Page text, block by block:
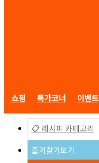
쇼핑 특가코너 이벤트
📋 레시피 카테고리
즐겨찾기보기